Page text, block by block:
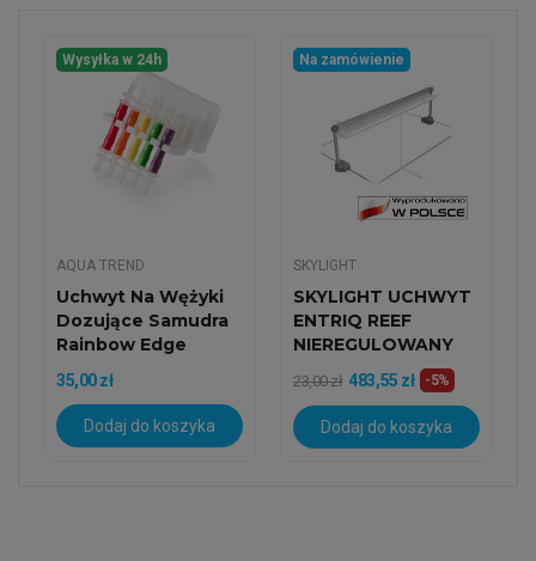
Wysyłka w 24h
AQUA TREND
Uchwyt Na Wężyki
Dozujące Samudra
Rainbow Edge
Handle
35,00 zł
Dodaj do koszyka
Na zamówienie
SKYLIGHT
SKYLIGHT UCHWYT
ENTRIQ REEF
NIEREGULOWANY
23,00 zł 483,55 zł -5%
Dodaj do koszyka